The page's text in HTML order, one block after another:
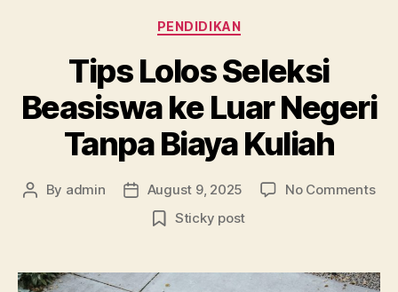
Categories
PENDIDIKAN
Tips Lolos Seleksi
Beasiswa ke Luar Negeri
Tanpa Biaya Kuliah
Post
By admin
Post
date
August 9, 2025 No Commentson
ke
Sticky post